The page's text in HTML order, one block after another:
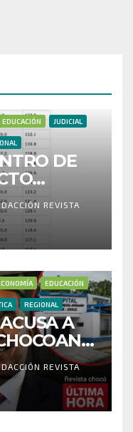
EDUCACIÓN JUDICIAL
DE
Y PIDE
REVISTA
EDUCACIÓN
REGIONAL
A
EN
DEL
REVISTA